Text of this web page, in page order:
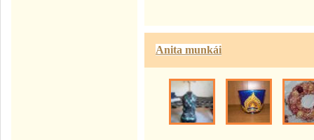
Anita munkái